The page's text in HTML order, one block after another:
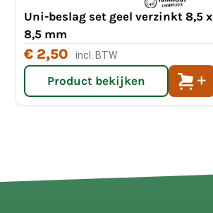
Uni-beslag set geel verzinkt 8,5 x
8,5 mm
€ 2,50 incl. BTW
Product bekijken